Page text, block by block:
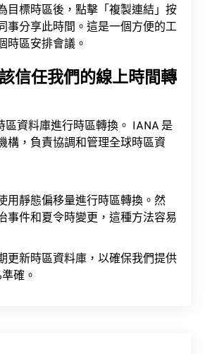
目標時區後，點擊「複製連結」按
事分享此時間。這是一個方便的工
時區安排會議。
信任我們的線上時間轉
區資料庫進行時區轉換。 IANA 是
構，負責協調和管理全球時區資
用靜態偏移量進行時區轉換。然
事件和夏令時變更，這種方法容易
更新時區資料庫，以確保我們提供
確。